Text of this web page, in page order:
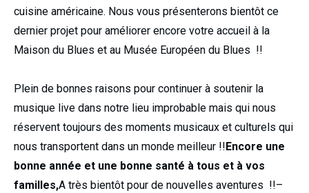
cuisine américaine. Nous vous présenterons bientôt ce
dernier projet pour améliorer encore votre accueil à la
Maison du Blues et au Musée Européen du Blues !!
Plein de bonnes raisons pour continuer à soutenir la
musique live dans notre lieu improbable mais qui nous
réservent toujours des moments musicaux et culturels qui
nous transportent dans un monde meilleur !!Encore une
bonne année et une bonne santé à tous et à vos
familles,A très bientôt pour de nouvelles aventures !!–